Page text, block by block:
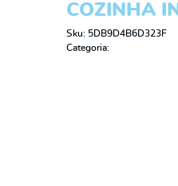
COZINHA
Sku: 5DB9D4B6D323F
Categoria: